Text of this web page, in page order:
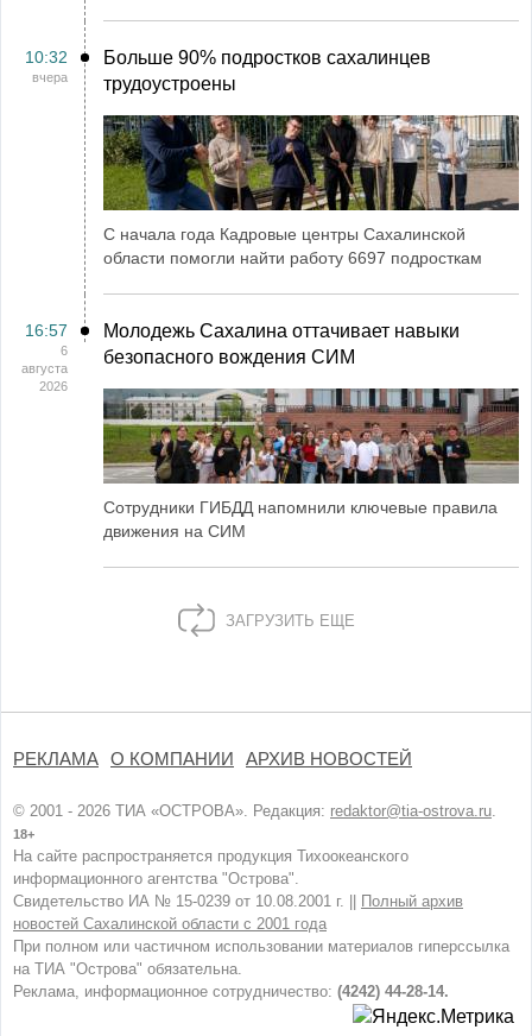
10:32
вчера
Больше 90% подростков сахалинцев
трудоустроены
С начала года Кадровые центры Сахалинской
области помогли найти работу 6697 подросткам
16:57
6
августа
2026
Молодежь Сахалина оттачивает навыки
безопасного вождения СИМ
Сотрудники ГИБДД напомнили ключевые правила
движения на СИМ
ЗАГРУЗИТЬ ЕЩЕ
РЕКЛАМА О КОМПАНИИ АРХИВ НОВОСТЕЙ
© 2001 - 2026 ТИА «ОСТРОВА». Редакция: redaktor@tia-ostrova.ru.
18+
На сайте распространяется продукция Тихоокеанского
информационного агентства "Острова".
Свидетельство ИА № 15-0239 от 10.08.2001 г. ||
Полный архив
новостей Сахалинской области с 2001 года
При полном или частичном использовании материалов гиперссылка
на ТИА "Острова" обязательна.
Реклама, информационное сотрудничество: (4242) 44-28-14.